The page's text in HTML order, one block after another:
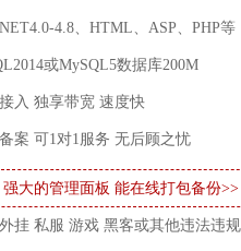
4.8、HTML、ASP、PHP等
或MySQL5数据库200M
入 独享带宽 速度快
案 可1对1服务 无后顾之忧
强大的管理面板 能在线打包备份>>
挂 私服 游戏 黑客或其他违法违